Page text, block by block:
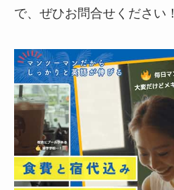
で、ぜひお問合せください！